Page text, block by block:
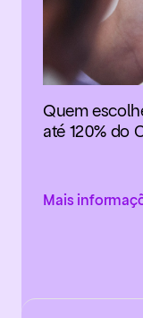
Quem
até 120% do
Mais